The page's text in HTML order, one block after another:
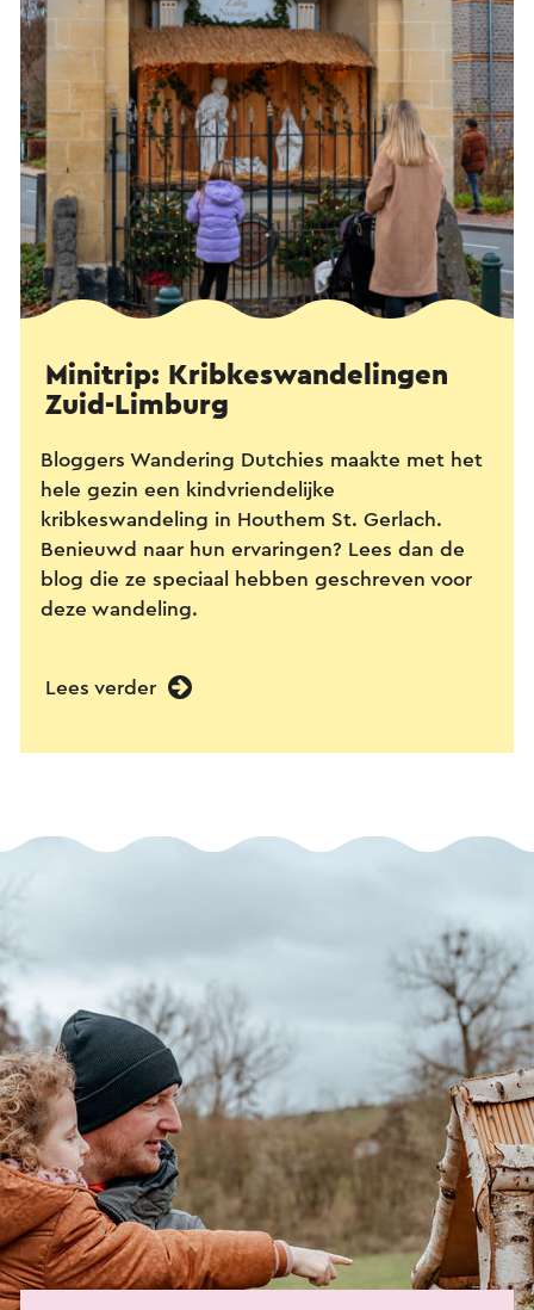
Minitrip: Kribkeswandelingen
Zuid-Limburg
Bloggers Wandering Dutchies maakte met het
hele gezin een kindvriendelijke
kribkeswandeling in Houthem St. Gerlach.
Benieuwd naar hun ervaringen? Lees dan de
blog die ze speciaal hebben geschreven voor
deze wandeling.
Lees verder